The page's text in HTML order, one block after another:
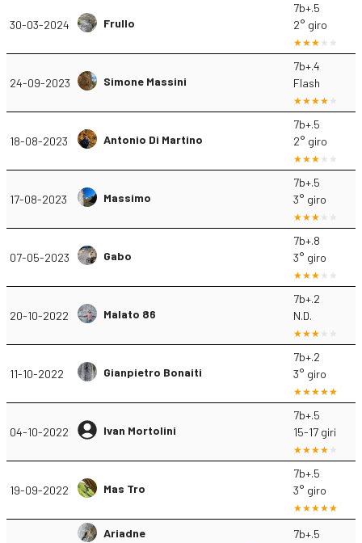
30-03-2024 Frullo
7b+.5
2° giro
24-09-2023 Simone Massini
7b+.4
Flash
18-08-2023 Antonio Di Martino
7b+.5
2° giro
17-08-2023 Massimo
7b+.5
3° giro
07-05-2023 Gabo
7b+.8
3° giro
20-10-2022 Malato 86
7b+.2
N.D.
11-10-2022 Gianpietro Bonaiti
7b+.2
3° giro
04-10-2022 Ivan Mortolini
7b+.5
15-17 giri
19-09-2022 Mas Tro
7b+.5
3° giro
Ariadne
7b+.5